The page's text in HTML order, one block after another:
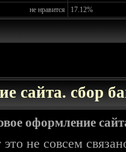
не нравится
17.12%
сайта. сбор
оформление
это не совсем